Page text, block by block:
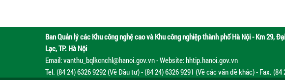
Ban Quản lý các Khu công nghệ cao và Khu công nghiệp thành phố Hà Nội - Km 29,
Lạc, TP. Hà Nội
Email: vanthu_bqlkcnchl@hanoi.gov.vn - Website: hhtip.hanoi.gov.vn
Tel. (84 24) 6326 9292 (Về Đầu tư) - (84 24) 6326 9291 (Về các vấn đề khác) - Fax. (84